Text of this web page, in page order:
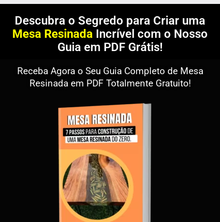
Descubra o Segredo para Criar uma
Mesa Resinada Incrível com o Nosso
Guia em PDF Grátis!
Receba Agora o Seu Guia Completo de Mesa
Resinada em PDF Totalmente Gratuito!